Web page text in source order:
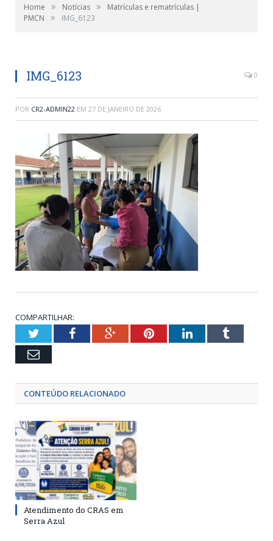
Home » Notícias »
Matrículas e rematrículas |
PMCN
» IMG_6123
IMG_6123 0
POR CR2-ADMIN22 EM 27 DE JANEIRO DE 2026
COMPARTILHAR:
TwitterFacebookGoogle+PinterestLinkedInTumblr
Email
CONTEÚDO RELACIONADO
Atendimento do CRAS em
Serra Azul